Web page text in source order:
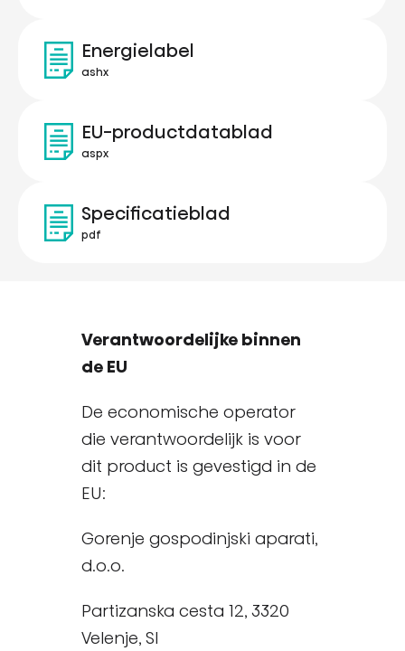
Energielabel
ashx
EU-productdatablad
aspx
Specificatieblad
pdf
Verantwoordelijke binnen
de EU
De economische operator
die verantwoordelijk is voor
dit product is gevestigd in de
EU:
Gorenje gospodinjski aparati,
d.o.o.
Partizanska cesta 12, 3320
Velenje, SI